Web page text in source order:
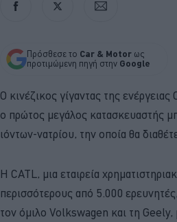
Πρόσθεσε το Car & Motor ως
προτιμώμενη πηγή στην Google
Ο κινέζικος γίγαντας της
ο πρώτος μεγάλος κατασκευαστής
ιόντων-νατρίου, την οποία θα
Η CATL, μια εταιρεία
περισσότερους από 5.000
τον όμιλο Volkswagen και τη Geely,